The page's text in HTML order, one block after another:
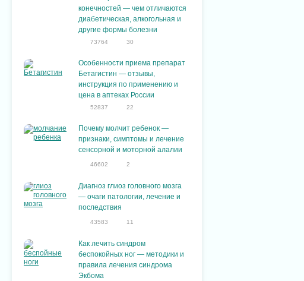
конечностей — чем отличаются
диабетическая, алкогольная и
другие формы болезни
73764 30
Особенности приема препарат
Бетагистин — отзывы,
инструкция по применению и
цена в аптеках России
52837 22
Почему молчит ребенок —
признаки, симптомы и лечение
сенсорной и моторной алалии
46602 2
Диагноз глиоз головного мозга
— очаги патологии, лечение и
последствия
43583 11
Как лечить синдром
беспокойных ног — методики и
правила лечения синдрома
Экбома